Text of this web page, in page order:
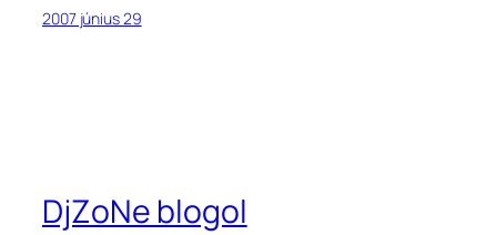
2007 június 29
DjZoNe blogol